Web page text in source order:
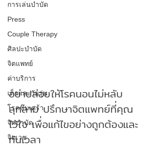
การเล่นบำบัด
Press
Couple Therapy
ศิลปะบำบัด
จิตแพทย์
ค่าบริการ
เด็กและวัยรุ่น
โรคซึมเศร้า
จิตบำบัด
จิตเวช
อย่าปล่อยให้โรคนอนไม่หลับ
ลุกลาม ปรึกษาจิตแพทย์ที่คุณ
ไว้ใจ เพื่อแก้ไขอย่างถูกต้องและ
ทันเวลา